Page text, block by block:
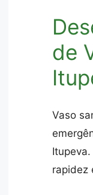
de
Vaso
rapidez